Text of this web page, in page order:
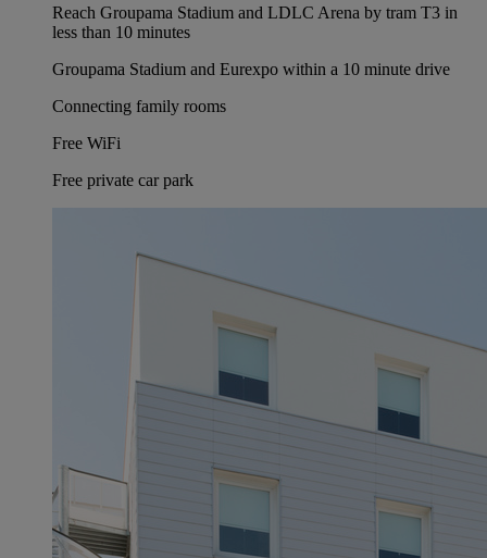
Reach Groupama Stadium and LDLC Arena by tram T3 in
less than 10 minutes
Groupama Stadium and Eurexpo within a 10 minute drive
Connecting family rooms
Free WiFi
Free private car park